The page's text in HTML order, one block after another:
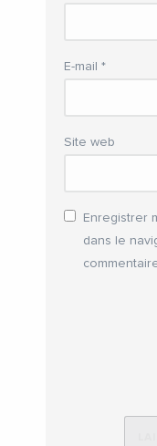
E-mail *
Site web
Enregistrer
dans le